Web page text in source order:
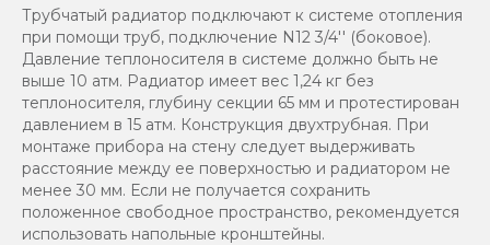
Трубчатый радиатор подключают к системе отопления
при помощи труб, подключение N12 3/4'' (боковое).
Давление теплоносителя в системе должно быть не
выше 10 атм. Радиатор имеет вес 1,24 кг без
теплоносителя, глубину секции 65 мм и протестирован
давлением в 15 атм. Конструкция двухтрубная. При
монтаже прибора на стену следует выдерживать
расстояние между ее поверхностью и радиатором не
менее 30 мм. Если не получается сохранить
положенное свободное пространство, рекомендуется
использовать напольные кронштейны.